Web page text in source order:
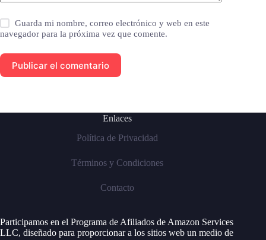
Guarda mi nombre, correo electrónico y web en este
navegador para la próxima vez que comente.
Publicar el comentario
Enlaces
Política de Privacidad
Términos y Condiciones
Contacto
Participamos en el Programa de Afiliados de Amazon Services
LLC, diseñado para proporcionar a los sitios web un medio de